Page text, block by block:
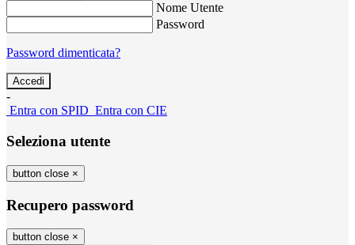
Nome Utente
Password
Password dimenticata?
-
Entra con SPID Entra con CIE
Seleziona utente
button close ×
Recupero password
button close ×